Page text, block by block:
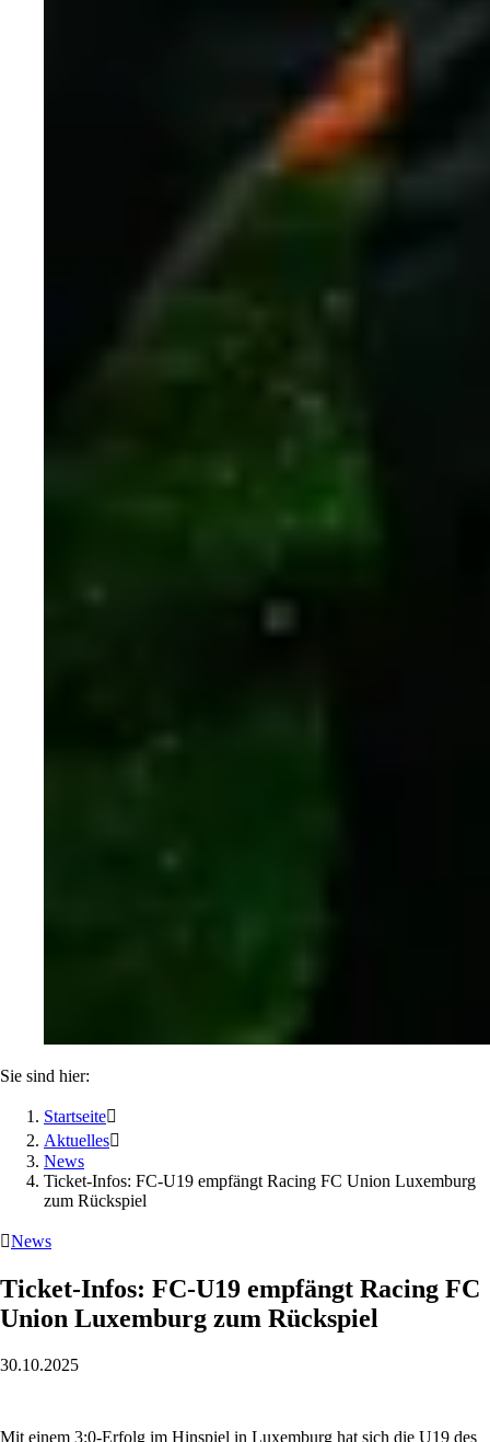
Sie sind hier:
Startseite
Aktuelles
News
Ticket-Infos: FC-U19 empfängt Racing FC Union Luxemburg
zum Rückspiel
News
Ticket-Infos: FC-U19 empfängt Racing FC
Union Luxemburg zum Rückspiel
30.10.2025
Mit einem 3:0-Erfolg im Hinspiel in Luxemburg hat sich die U19 des